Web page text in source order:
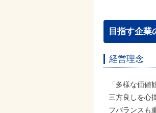
目指す企業
経営理念
「多様な価
三方良しを心
フバランスも